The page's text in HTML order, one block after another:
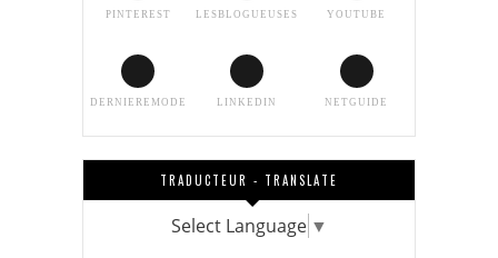
PINTEREST LESBLOGUEUSES YOUTUBE
DERNIEREMODE LINKEDIN NETGUIDE
TRADUCTEUR - TRANSLATE
Select Language ▼